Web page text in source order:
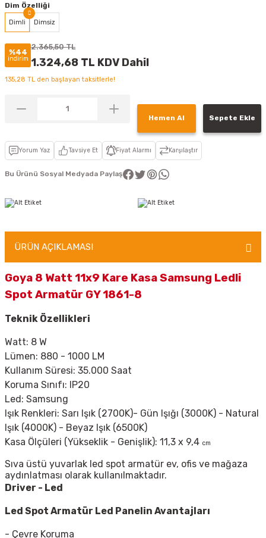
Dim Özelliği
Dimli Dimsiz
%44
indirim
2.365,50 TL
1.324,68 TL KDV Dahil
135,28 TL den başlayan taksitlerle!
Hemen Al Sepete Ekle
Yorum Yaz Tavsiye Et Fiyat Alarmı Karşılaştır
Bu Ürünü Sosyal Medyada Paylaş
ÜRÜN AÇIKLAMASI
Goya 8 Watt 11x9 Kare Kasa Samsung Ledli
Spot Armatür GY 1861-8
Teknik Özellikleri
Watt: 8 W
Lümen: 880 - 1000 LM
Kullanım Süresi: 35.000 Saat
Koruma Sınıfı: IP20
Led: Samsung
Işık Renkleri: Sarı Işık (2700K)- Gün Işığı (3000K) - Natural
Işık (4000K) - Beyaz Işık (6500K)
Kasa Ölçüleri (Yükseklik - Genişlik): 11,3 x 9,4 cm
Sıva üstü yuvarlak led spot armatür ev, ofis ve mağaza
aydınlatması olarak kullanılmaktadır.
Driver - Led
Led Spot Armatür Led Panelin Avantajları
- Çevre Koruma